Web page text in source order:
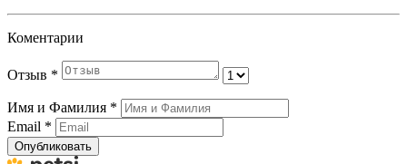
Коментарии
Отзыв *
Имя и Фамилия *
Email *
Опубликовать